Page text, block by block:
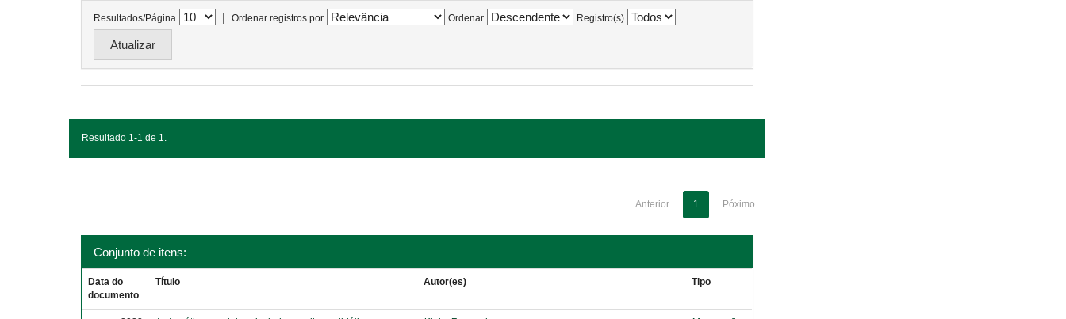
Resultados/Página | Ordenar registros por Ordenar Registro(s)
Resultado 1-1 de 1.
Anterior 1 Póximo
Conjunto de itens:
Data do
documento
Título Autor(es) Tipo